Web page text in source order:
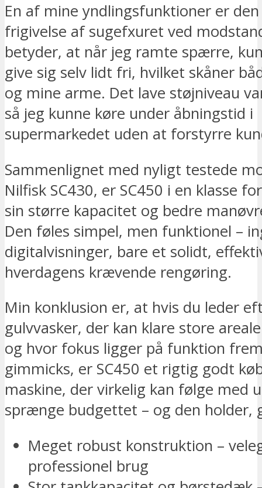
En af mine yndlingsfunktioner er
frigivelse af sugefxuret ved
betyder, at når jeg ramte spærre,
give sig selv lidt fri, hvilket skåner
og mine arme. Det lave støjniveau
så jeg kunne køre under åbningstid i
supermarkedet uden at forstyrre
Sammenlignet med nyligt testede
Nilfisk SC430, er SC450 i en klasse
sin større kapacitet og bedre
Den føles simpel, men funktionel –
digitalvisninger, bare et solidt,
hverdagens krævende rengøring.
Min konklusion er, at hvis du leder
gulvvasker, der kan klare store
og hvor fokus ligger på funktion
gimmicks, er SC450 et rigtig godt
maskine, der virkelig kan følge med
sprænge budgettet – og den holder,
Meget robust konstruktion –
professionel brug